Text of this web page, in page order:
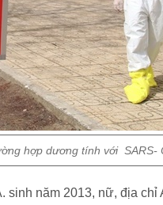
hợp dương tính với SARS-
năm 2013, nữ, địa chỉ